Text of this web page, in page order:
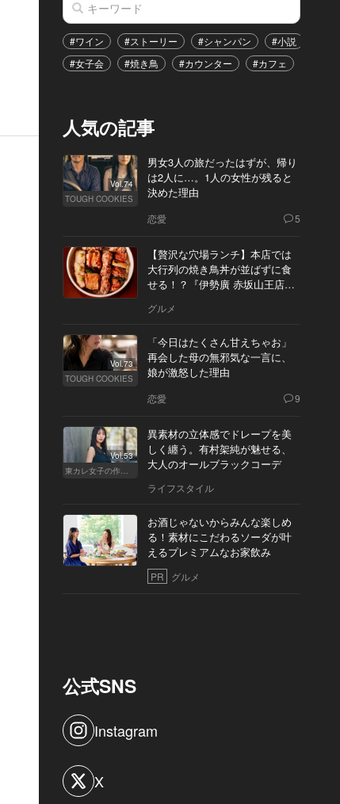
#ワイン #ストーリー #シャンパン #小説
#女子会
#焼き鳥 #カウンター #カフェ
人気の記事
Vol.74
TOUGH COOKIES
男女3人の旅だったはずが、帰り
は2人に…。1人の女性が残ると
決めた理由
恋愛 5
【贅沢な穴場ランチ】本店では
大行列の焼き鳥丼が並ばずに食
せる！？『伊勢廣 赤坂山王店』
グルメ
Vol.73
TOUGH COOKIES
「今日はたくさん甘えちゃお」
再会した母の無邪気な一言に、
娘が激怒した理由
恋愛 9
Vol.53
東カレ女子の作り方
異素材の立体感でドレープを美
しく纏う。有村架純が魅せる、
大人のオールブラックコーデ
ライフスタイル
お酒じゃないからみんな楽しめ
る！素材にこだわるソーダが叶
えるプレミアムなお家飲み
PR グルメ
公式SNS
Instagram
X